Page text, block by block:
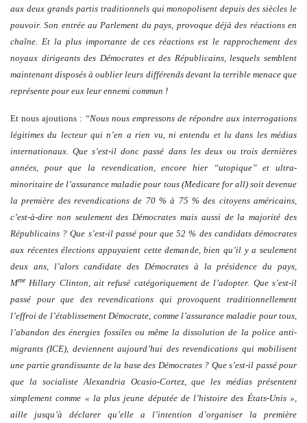
aux deux grands partis traditionnels qui monopolisent depuis des siècles le
pouvoir. Son entrée au Parlement du pays, provoque déjà des réactions en
chaîne. Et la plus importante de ces réactions est lerapprochement des
noyaux dirigeants des Démocrates et des Républicains, lesquels semblent
maintenant disposés à oublier leurs différends devant la terrible menace que
représente pour eux leur ennemi commun !
Et nous ajoutions : “Nous nous empressons de répondre aux interrogations
légitimes du lecteur qui n’en a rien vu, ni entendu et lu dans les médias
internationaux. Que s’est-il donc passé dans les deux ou trois dernières
années, pour que la revendication, encore hier “utopique” et ultra-
minoritaire de l’assurance maladie pour tous (Medicare for all) soit devenue
la première des revendications de 70 % à 75 % des citoyens américains,
c’est-à-dire non seulement des Démocrates mais aussi de la majorité des
Républicains ? Que s’est-il passé pour que 52 % des candidats démocrates
aux récentes élections appuyaient cette demande, bien qu’il y a seulement
deux ans, l’alors candidate des Démocrates à la présidence du pays,
Mme Hillary Clinton, ait refusé catégoriquement de l’adopter. Que s’est-il
passé pour que des revendications qui provoquent traditionnellement
l’effroi de l’établissement Démocrate, comme l’assurance maladie pour tous,
l’abandon des énergies fossiles ou même la dissolution de la police anti-
migrants (ICE), deviennent aujourd’hui des revendications qui mobilisent
une partie grandissante de la base des Démocrates ? Que s’est-il passé pour
que la socialiste Alexandria Ocasio-Cortez, que les médias présentent
simplement comme « la plus jeune députée de l’histoire des États-Unis »,
aille jusqu’à déclarer qu’elle a l’intention d’organiser la première